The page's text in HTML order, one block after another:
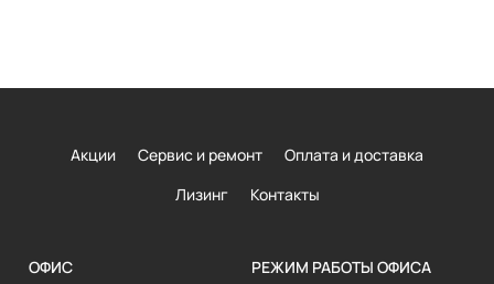
Акции Сервис и ремонт
Оплата и доставка
Лизинг
Контакты
ОФИС
РЕЖИМ РАБОТЫ ОФИСА